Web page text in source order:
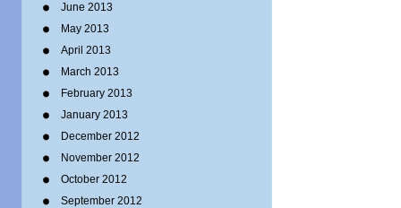
June 2013
May 2013
April 2013
March 2013
February 2013
January 2013
December 2012
November 2012
October 2012
September 2012